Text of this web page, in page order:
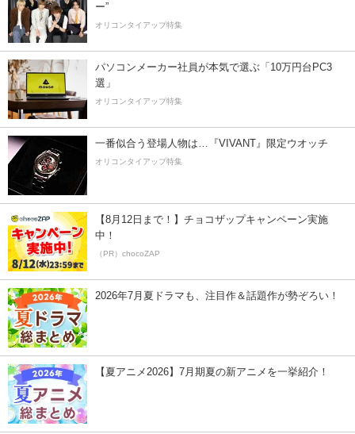
ー”
オリコンタイアップ特集
パソコンメーカー社員が本気で選ぶ「10万円台PC3
選」
オリコンタイアップ特集
一番似合う登場人物は…『VIVANT』限定ウオッチ
オリコンタイアップ特集
【8月12日まで！】チョコザップキャンペーン実施
中！
（PR）chocoZAP
2026年7月夏ドラマも、注目作＆話題作が勢ぞろい！
【夏アニメ2026】7月期夏の新アニメを一挙紹介！